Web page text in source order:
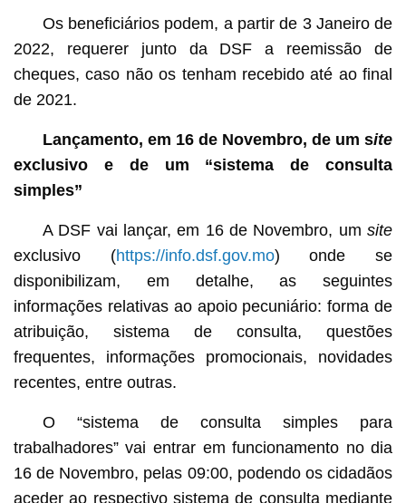
Os beneficiários podem, a partir de 3 Janeiro de
2022, requerer junto da DSF a reemissão de
cheques, caso não os tenham recebido até ao final
de 2021.
Lançamento, em 16 de Novembro, de um site
exclusivo e de um “sistema de consulta
simples”
A DSF vai lançar, em 16 de Novembro, umsite
exclusivo (https://info.dsf.gov.mo) onde se
disponibilizam, em detalhe, as seguintes
informações relativas ao apoio pecuniário: forma de
atribuição, sistema de consulta, questões
frequentes, informações promocionais, novidades
recentes, entre outras.
O “sistema de consulta simples para
trabalhadores” vai entrar em funcionamento no dia
16 de Novembro, pelas 09:00, podendo os cidadãos
aceder ao respectivo sistema de consulta mediante